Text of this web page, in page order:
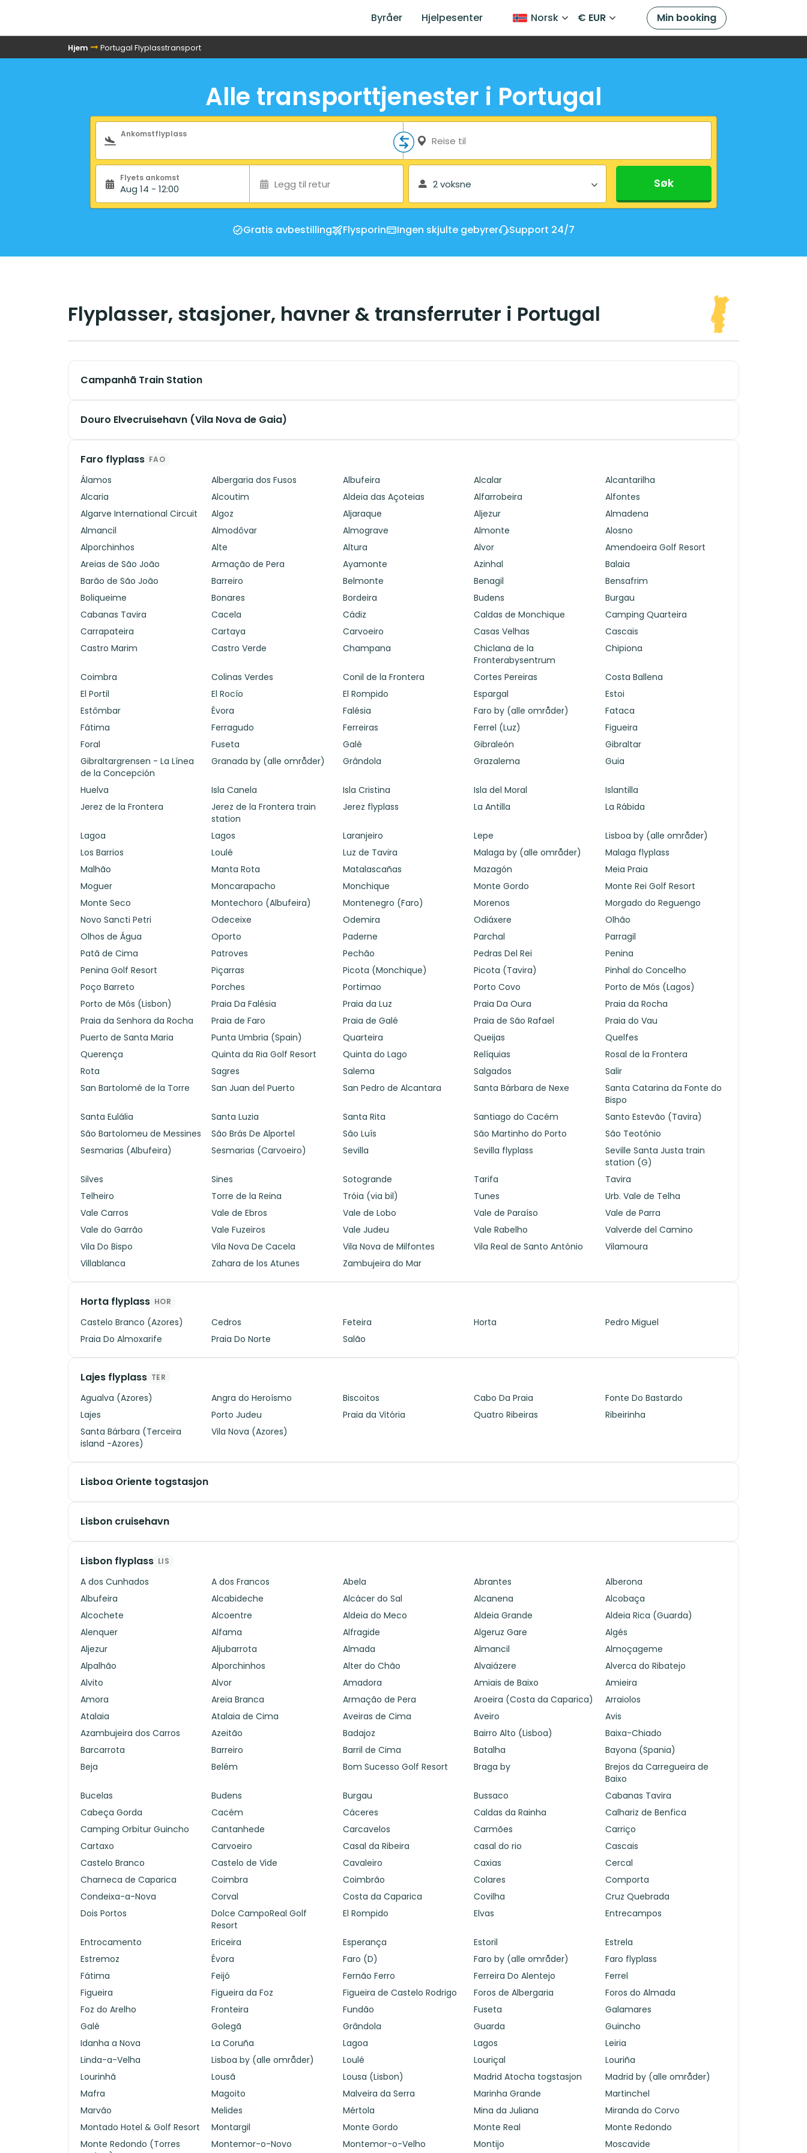
Byråer Hjelpesenter Norsk € EUR Min booking
Hjem Portugal Flyplasstransport
Alle transporttjenester i Portugal
Søkeskjema
Ankomstflyplass
Reise til
Flyets ankomst
Aug 14 - 12:00 Legg til retur 2 voksne Søk
Gratis avbestilling Flysporin Ingen skjulte gebyrer Support 24/7
Flyplasser, stasjoner, havner & transferruter i Portugal
Campanhã Train Station
Douro Elvecruisehavn (Vila Nova de Gaia)
Faro flyplass FAO
Álamos Albergaria dos Fusos Albufeira Alcalar
Alcantarilha
Alcaria
Alcoutim Aldeia das Açoteias Alfarrobeira
Alfontes
Algarve International Circuit
Algoz Aljaraque Aljezur
Almadena
Almancil
Almodôvar Almograve Almonte
Alosno
Alporchinhos
Alte Altura Alvor
Amendoeira Golf Resort
Areias de São João
Armação de Pera Ayamonte Azinhal
Balaia
Barão de São João
Barreiro Belmonte Benagil
Bensafrim
Boliqueime
Bonares Bordeira Budens
Burgau
Cabanas Tavira
Cacela Cádiz Caldas de Monchique
Camping Quarteira
Carrapateira
Cartaya Carvoeiro Casas Velhas
Cascais
Castro Marim
Castro Verde Champana
Chiclana de la
Fronterabysentrum
Chipiona
Coimbra Colinas Verdes Conil de la Frontera Cortes Pereiras
Costa Ballena
El Portil
El Rocío El Rompido Espargal
Estoi
Estômbar
Évora Falésia Faro by (alle områder)
Fataca
Fátima
Ferragudo Ferreiras Ferrel (Luz)
Figueira
Foral
Fuseta Galé Gibraleón
Gibraltar
Gibraltargrensen - La Línea
de la Concepción
Granada by (alle områder) Grândola Grazalema Guia
Huelva Isla Canela Isla Cristina Isla del Moral
Islantilla
Jerez de la Frontera
Jerez de la Frontera train
station
Jerez flyplass La Antilla La Rábida
Lagoa Lagos Laranjeiro Lepe
Lisboa by (alle områder)
Los Barrios
Loulé Luz de Tavira Malaga by (alle områder)
Malaga flyplass
Malhão
Manta Rota Matalascañas Mazagón
Meia Praia
Moguer
Moncarapacho Monchique Monte Gordo
Monte Rei Golf Resort
Monte Seco
Montechoro (Albufeira) Montenegro (Faro) Morenos
Morgado do Reguengo
Novo Sancti Petri
Odeceixe Odemira Odiáxere
Olhão
Olhos de Água
Oporto Paderne Parchal
Parragil
Patã de Cima
Patroves Pechão Pedras Del Rei
Penina
Penina Golf Resort
Piçarras Picota (Monchique) Picota (Tavira)
Pinhal do Concelho
Poço Barreto
Porches Portimao Porto Covo
Porto de Mós (Lagos)
Porto de Mós (Lisbon)
Praia Da Falésia Praia da Luz Praia Da Oura
Praia da Rocha
Praia da Senhora da Rocha
Praia de Faro Praia de Galé Praia de São Rafael
Praia do Vau
Puerto de Santa Maria
Punta Umbria (Spain) Quarteira Queijas
Quelfes
Querença
Quinta da Ria Golf Resort Quinta do Lago Relíquias
Rosal de la Frontera
Rota
Sagres Salema Salgados
Salir
San Bartolomé de la Torre
San Juan del Puerto San Pedro de Alcantara Santa Bárbara de Nexe
Santa Catarina da Fonte do
Bispo
Santa Eulália
Santa Luzia Santa Rita Santiago do Cacém
Santo Estevão (Tavira)
São Bartolomeu de Messines
São Brás De Alportel São Luís São Martinho do Porto
São Teotónio
Sesmarias (Albufeira)
Sesmarias (Carvoeiro) Sevilla Sevilla flyplass
Seville Santa Justa train
station (G)
Silves
Sines Sotogrande Tarifa
Tavira
Telheiro
Torre de la Reina Tróia (via bil) Tunes
Urb. Vale de Telha
Vale Carros
Vale de Ebros Vale de Lobo Vale de Paraíso
Vale de Parra
Vale do Garrão
Vale Fuzeiros Vale Judeu Vale Rabelho
Valverde del Camino
Vila Do Bispo
Vila Nova De Cacela Vila Nova de Milfontes Vila Real de Santo António
Vilamoura
Villablanca
Zahara de los Atunes Zambujeira do Mar
Horta flyplass HOR
Castelo Branco (Azores) Cedros Feteira Horta
Pedro Miguel
Praia Do Almoxarife
Praia Do Norte Salão
Lajes flyplass TER
Agualva (Azores) Angra do Heroísmo Biscoitos Cabo Da Praia
Fonte Do Bastardo
Lajes
Porto Judeu Praia da Vitória Quatro Ribeiras
Ribeirinha
Santa Bárbara (Terceira
island -Azores)
Vila Nova (Azores)
Lisboa Oriente togstasjon
Lisbon cruisehavn
Lisbon flyplass LIS
A dos Cunhados A dos Francos Abela Abrantes
Alberona
Albufeira
Alcabideche Alcácer do Sal Alcanena
Alcobaça
Alcochete
Alcoentre Aldeia do Meco Aldeia Grande
Aldeia Rica (Guarda)
Alenquer
Alfama Alfragide Algeruz Gare
Algés
Aljezur
Aljubarrota Almada Almancil
Almoçageme
Alpalhão
Alporchinhos Alter do Chão Alvaiázere
Alverca do Ribatejo
Alvito
Alvor Amadora Amiais de Baixo
Amieira
Amora
Areia Branca Armação de Pera Aroeira (Costa da Caparica)
Arraiolos
Atalaia
Atalaia de Cima Aveiras de Cima Aveiro
Avis
Azambujeira dos Carros
Azeitão Badajoz Bairro Alto (Lisboa)
Baixa-Chiado
Barcarrota
Barreiro Barril de Cima Batalha
Bayona (Spania)
Beja
Belém Bom Sucesso Golf Resort Braga by
Brejos da Carregueira de
Baixo
Bucelas
Budens Burgau Bussaco
Cabanas Tavira
Cabeça Gorda
Cacém Cáceres Caldas da Rainha
Calhariz de Benfica
Camping Orbitur Guincho
Cantanhede Carcavelos Carmões
Carriço
Cartaxo
Carvoeiro Casal da Ribeira casal do rio
Cascais
Castelo Branco
Castelo de Vide Cavaleiro Caxias
Cercal
Charneca de Caparica
Coimbra Coimbrão Colares
Comporta
Condeixa-a-Nova
Corval Costa da Caparica Covilha
Cruz Quebrada
Dois Portos
Dolce CampoReal Golf
Resort
El Rompido Elvas Entrecampos
Entrocamento Ericeira Esperança Estoril
Estrela
Estremoz
Évora Faro (D) Faro by (alle områder)
Faro flyplass
Fátima
Feijó Fernão Ferro Ferreira Do Alentejo
Ferrel
Figueira
Figueira da Foz Figueira de Castelo Rodrigo Foros de Albergaria
Foros do Almada
Foz do Arelho
Fronteira Fundão Fuseta
Galamares
Galé
Golegã Grândola Guarda
Guincho
Idanha a Nova
La Coruña Lagoa Lagos
Leiria
Linda-a-Velha
Lisboa by (alle områder) Loulé Louriçal
Louriña
Lourinhã
Lousã Lousa (Lisbon) Madrid Atocha togstasjon
Madrid by (alle områder)
Mafra
Magoito Malveira da Serra Marinha Grande
Martinchel
Marvão
Melides Mértola Mina da Juliana
Miranda do Corvo
Montado Hotel & Golf Resort
Montargil Monte Gordo Monte Real
Monte Redondo
Monte Redondo (Torres
Montemor-o-Novo Montemor-o-Velho Montijo Moscavide